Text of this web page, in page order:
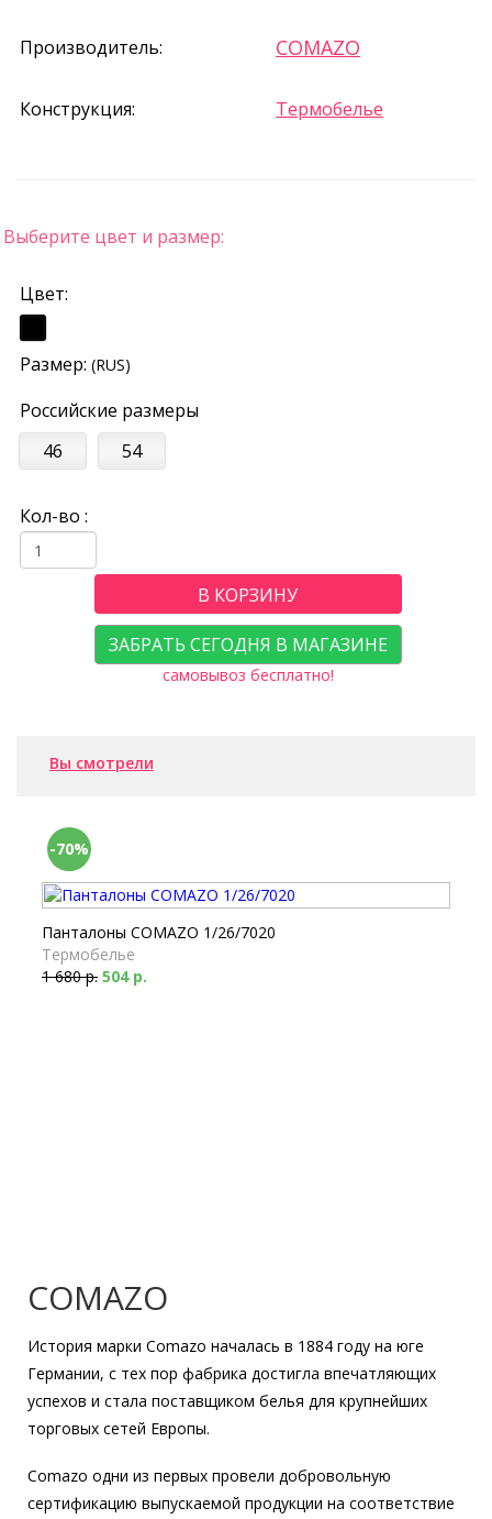
Производитель: COMAZO
Конструкция: Термобелье
Выберите цвет и размер:
Цвет:
Размер: (RUS)
Российские размеры
46
54
Кол-во :
В КОРЗИНУ
ЗАБРАТЬ СЕГОДНЯ В МАГАЗИНЕ
самовывоз бесплатно!
Вы смотрели
-70%
Панталоны COMAZO 1/26/7020
Термобелье
1 680 р. 504 р.
COMAZO
История марки Comazo началась в 1884 году на юге
Германии, с тех пор фабрика достигла впечатляющих
успехов и стала поставщиком белья для крупнейших
торговых сетей Европы.
Comazo одни из первых провели добровольную
сертификацию выпускаемой продукции на соответствие